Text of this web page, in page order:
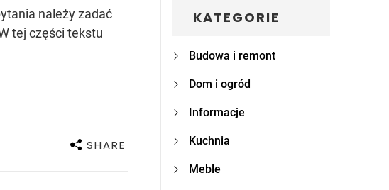
należy zadać
tej części tekstu
SHARE
KATEGORIE
Budowa i remont
Dom i ogród
Informacje
Kuchnia
Meble